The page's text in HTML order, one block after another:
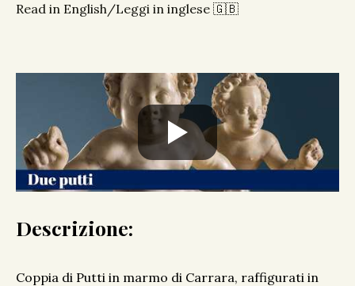
Read in English/Leggi in inglese 🇬🇧
Descrizione:
Coppia di Putti in marmo di Carrara, raffigurati in